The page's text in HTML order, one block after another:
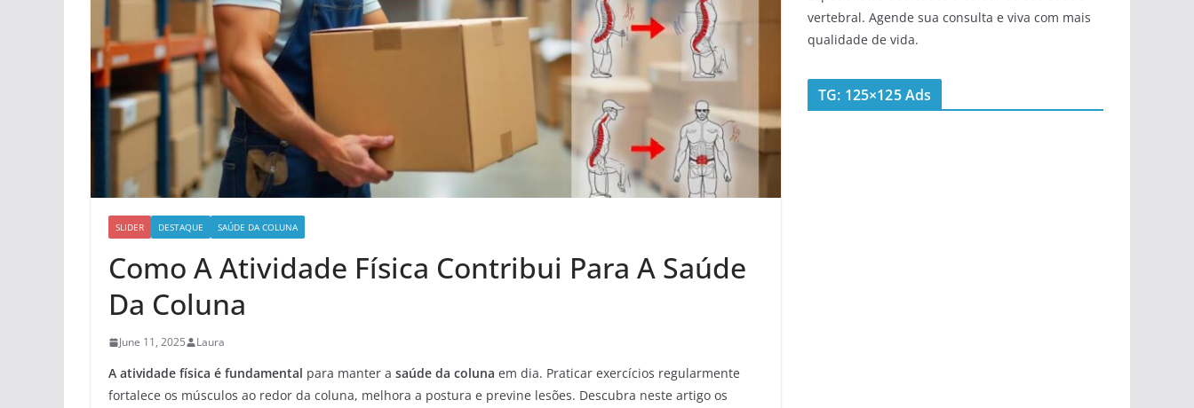
SLIDER DESTAQUE SAÚDE DA COLUNA
Como A Atividade Física Contribui Para A Saúde
Da Coluna
June 11, 2025 Laura
A atividade física é fundamental para manter a saúde da coluna em dia. Praticar exercícios regularmente
fortalece os músculos ao redor da coluna, melhora a postura e previne lesões. Descubra neste artigo os
vertebral. Agende sua consulta e viva com mais
qualidade de vida.
TG: 125×125 Ads